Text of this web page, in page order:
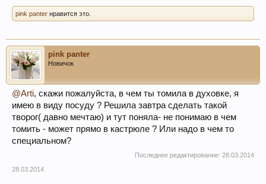
pink panter нравится это.
pink panter
Новичок
@Arti, скажи пожалуйста, в чем ты томила в духовке, я
имею в виду посуду ? Решила завтра сделать такой
творог( давно мечтаю) и тут поняла- не понимаю в чем
томить - может прямо в кастрюле ? Или надо в чем то
специальном?
Последнее редактирование: 28.03.2014
28.03.2014